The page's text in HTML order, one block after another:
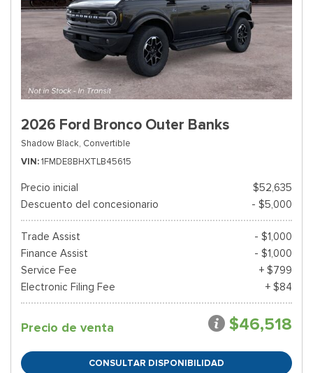
2026 Ford Bronco Outer Banks
Shadow Black, Convertible
VIN 1FMDE8BHXTLB45615
Precio inicial
$52,635
Descuento del concesionario
- $5,000
Trade Assist
- $1,000
Finance Assist
- $1,000
Service Fee
+ $799
Electronic Filing Fee
+ $84
Precio de venta $46,518
CONSULTAR DISPONIBILIDAD